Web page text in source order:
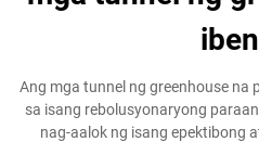
Ang mga tunnel ng greenhouse na
sa isang rebolusyonaryong
nag-aalok ng isang epektibong